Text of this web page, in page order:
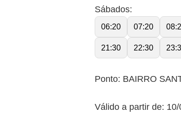
Sábados:
06:20 07:20
21:30 22:30
Ponto: BAIRRO
Válido a partir de: